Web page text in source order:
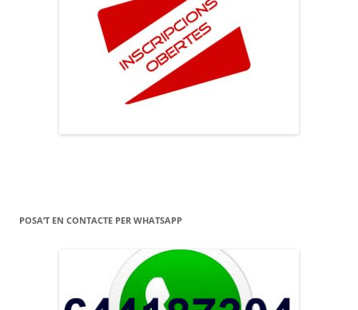
POSA’T EN CONTACTE PER WHATSAPP